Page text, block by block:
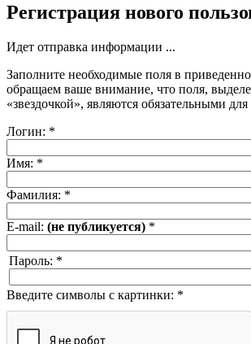
Регистрация нового
Идет отправка информации ...
Заполните необходимые поля в
обращаем ваше внимание, что поля,
«звездочкой», являются обязательными
Логин: *
Имя: *
Фамилия: *
E-mail: (не публикуется) *
Пароль: *
Введите символы с картинки: *